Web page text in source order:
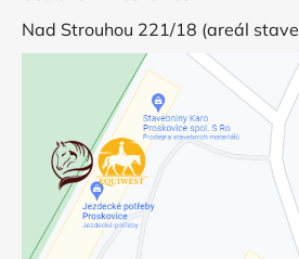
Nad Strouhou 221/18 (areál